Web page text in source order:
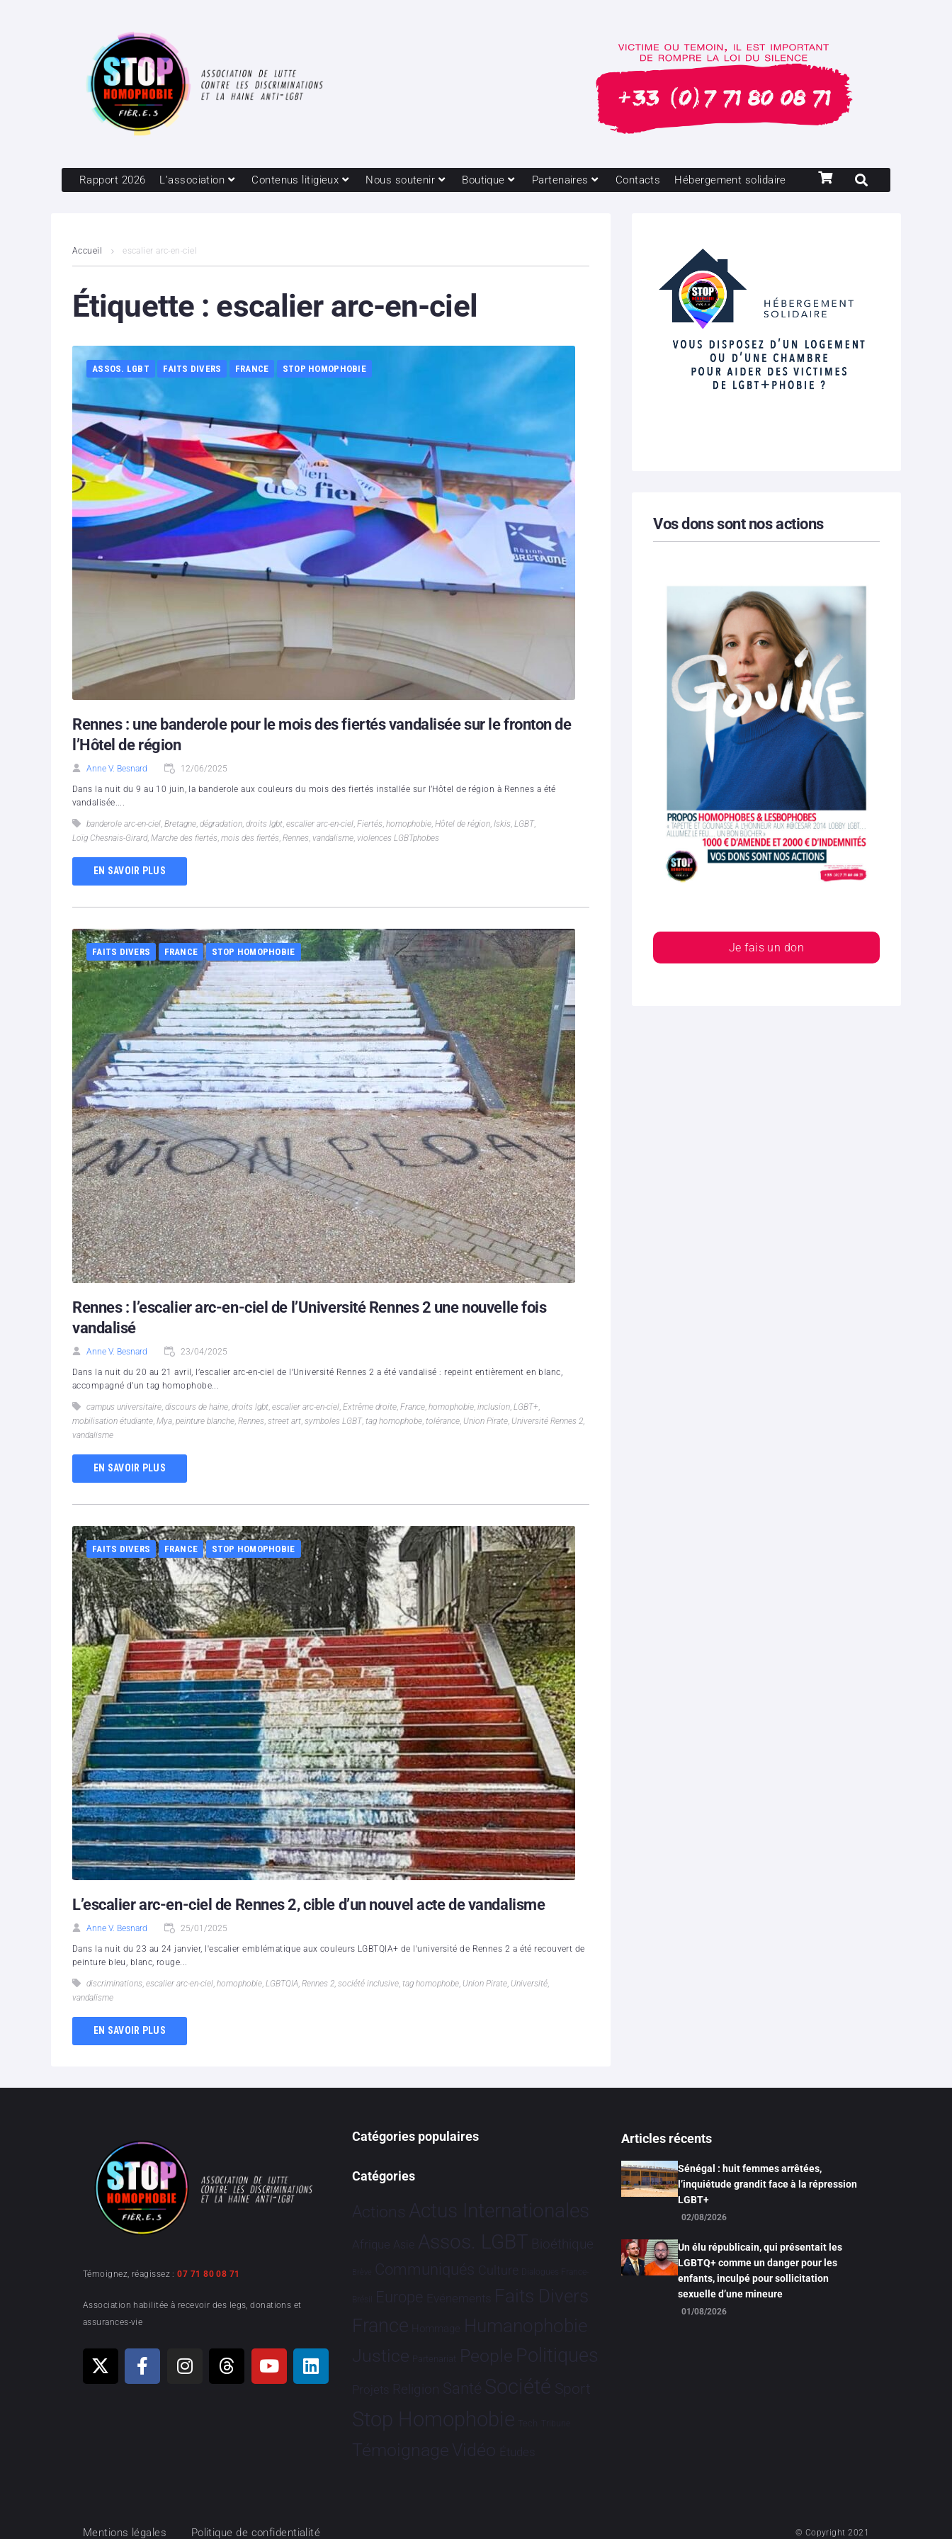
Rapport 2026 L’association Contenus litigieux Nous soutenir Boutique Partenaires Contacts Hébergement solidaire
Accueil escalier arc-en-ciel
Étiquette : escalier arc-en-ciel
ASSOS. LGBT FAITS DIVERS FRANCE STOP HOMOPHOBIE
Rennes : une banderole pour le mois des fiertés vandalisée sur le fronton de
l’Hôtel de région
Anne V. Besnard 12/06/2025
Dans la nuit du 9 au 10 juin, la banderole aux couleurs du mois des fiertés installée sur l’Hôtel de région à Rennes a été
vandalisée....
banderole arc-en-ciel, Bretagne, dégradation, droits lgbt, escalier arc-en-ciel, Fiertés, homophobie, Hôtel de région, Iskis, LGBT,
Loïg Chesnais-Girard, Marche des fiertés, mois des fiertés, Rennes, vandalisme, violences LGBTphobes
EN SAVOIR PLUS
FAITS DIVERS FRANCE STOP HOMOPHOBIE
Rennes : l’escalier arc-en-ciel de l’Université Rennes 2 une nouvelle fois
vandalisé
Anne V. Besnard 23/04/2025
Dans la nuit du 20 au 21 avril, l’escalier arc-en-ciel de l’Université Rennes 2 a été vandalisé : repeint entièrement en blanc,
accompagné d’un tag homophobe...
campus universitaire, discours de haine, droits lgbt, escalier arc-en-ciel, Extrême droite, France, homophobie, inclusion, LGBT+,
mobilisation étudiante, Mya, peinture blanche, Rennes, street art, symboles LGBT, tag homophobe, tolérance, Union Pirate, Université Rennes 2,
vandalisme
EN SAVOIR PLUS
FAITS DIVERS FRANCE STOP HOMOPHOBIE
L’escalier arc-en-ciel de Rennes 2, cible d’un nouvel acte de vandalisme
Anne V. Besnard 25/01/2025
Dans la nuit du 23 au 24 janvier, l'escalier emblématique aux couleurs LGBTQIA+ de l'université de Rennes 2 a été recouvert de
peinture bleu, blanc, rouge...
discriminations, escalier arc-en-ciel, homophobie, LGBTQIA, Rennes 2, société inclusive, tag homophobe, Union Pirate, Université,
vandalisme
EN SAVOIR PLUS
Vos dons sont nos actions
Je fais un don
Témoignez, réagissez :07 71 80 08 71
Association habilitée à recevoir des legs, donations et
assurances-vie
Catégories populaires
Catégories
Actions Actus Internationales
Afrique Asie Assos. LGBT Bioéthique
Brève Communiqués Culture Dialogues France-
Brésil Europe Evénements Faits Divers
France Hommage Humanophobie
Justice Partenariat People Politiques
Projets Religion Santé Société Sport
Stop Homophobie Tech Tribune
Témoignage Vidéo Études
Articles récents
Sénégal : huit femmes arrêtées,
l’inquiétude grandit face à la répression
LGBT+
02/08/2026
Un élu républicain, qui présentait les
LGBTQ+ comme un danger pour les
enfants, inculpé pour sollicitation
sexuelle d’une mineure
01/08/2026
Mentions légales Politique de confidentialité © Copyright 2021